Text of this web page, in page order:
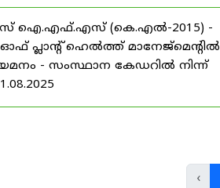
ഐ.എഫ്.എസ് (കെ.എൽ-2015) -
പ്ലാന്റ് ഹെൽത്ത് മാനേജ്‌മെന്റിൽ
- സംസ്ഥാന കേഡറിൽ നിന്ന്
‹